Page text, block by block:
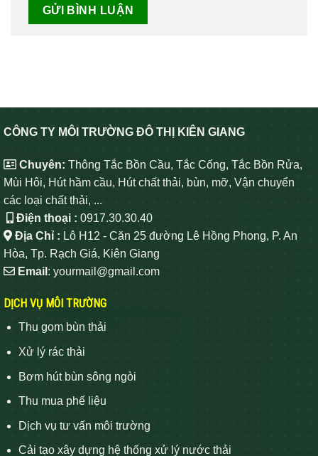
CÔNG TY MÔI TRƯỜNG ĐÔ THỊ KIÊN GIANG
Chuyên: Thông Tắc Bồn Cầu, Tắc Cống, Tắc Bồn Rửa,
Mùi Hôi, Hút hầm cầu, Hút chất thải, bùn, mỡ, Vận chuyển
các loại chất thải, ...
Điện thoại : 0917.30.30.40
Địa Chỉ : Lô H12 - Căn 25 đường Lê Hồng Phong, P. An
Hòa, Tp. Rạch Giá, Kiên Giang
Email : yourmail@gmail.com
DỊCH VỤ MÔI TRƯỜNG
Thu gom bùn thải
Xử lý rác thải
Bơm hút bùn sông ngòi
Thu mua phế liệu
Dịch vụ tư vấn môi trường
Cải tạo xây dựng hệ thống xử lý nước thải